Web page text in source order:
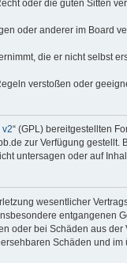
oder die guten Sitten
oder anderer im Board
die er nicht selbst
verstoßen oder
v2“ (GPL) bereitgestellten
zur Verfügung
untersagen oder auf
wesentlicher
entgangenen
oder bei Schäden aus
Schäden und